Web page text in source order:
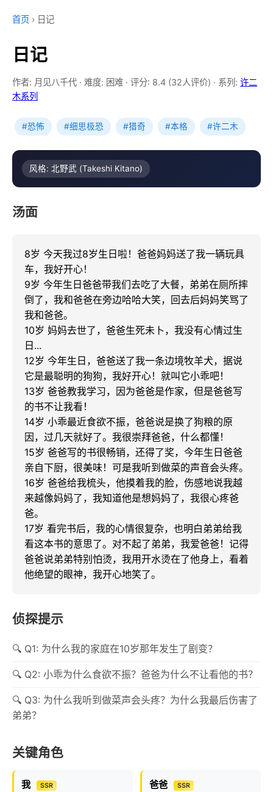
首页 › 日记
日记
作者: 月见八千代 · 难度: 困难 · 评分: 8.4 (32人评价) · 系列: 许二
木系列
#恐怖 #细思极恐 #猎奇 #本格 #许二木
风格: 北野武 (Takeshi Kitano)
汤面
8岁 今天我过8岁生日啦！爸爸妈妈送了我一辆玩具
车，我好开心！
9岁 今年生日爸爸带我们去吃了大餐，弟弟在厕所摔
倒了，我和爸爸在旁边哈哈大笑，回去后妈妈笑骂了
我和爸爸。
10岁 妈妈去世了，爸爸生死未卜，我没有心情过生
日...
12岁 今年生日，爸爸送了我一条边境牧羊犬，据说
它是最聪明的狗狗，我好开心！就叫它小乖吧！
13岁 爸爸教我学习，因为爸爸是作家，但是爸爸写
的书不让我看！
14岁 小乖最近食欲不振，爸爸说是换了狗粮的原
因，过几天就好了。我很崇拜爸爸，什么都懂！
15岁 爸爸写的书很畅销，还得了奖，今年生日爸爸
亲自下厨，很美味！可是我听到做菜的声音会头疼。
16岁 爸爸给我梳头，他摸着我的脸，伤感地说我越
来越像妈妈了，我知道他是想妈妈了，我很心疼爸
爸。
17岁 看完书后，我的心情很复杂，也明白弟弟给我
看这本书的意思了。对不起了弟弟，我爱爸爸！记得
爸爸说弟弟特别怕烫，我用开水烫在了他身上，看着
他绝望的眼神，我开心地笑了。
侦探提示
Q1: 为什么我的家庭在10岁那年发生了剧变？
Q2: 小乖为什么食欲不振？爸爸为什么不让看他的书？
Q3: 为什么我听到做菜声会头疼？为什么我最后伤害了
弟弟？
关键角色
我 SSR 爸爸 SSR